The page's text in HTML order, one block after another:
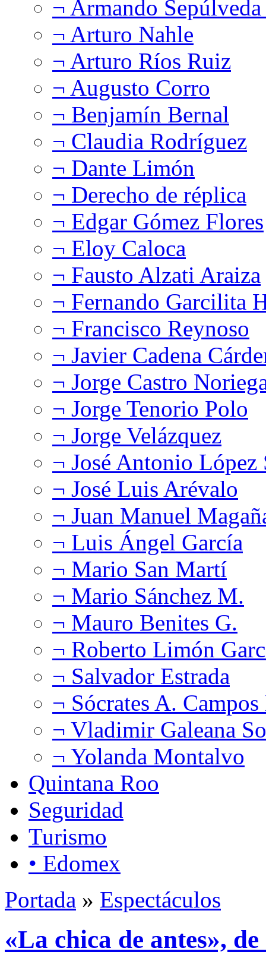
¬ Armando
¬ Arturo Nahle
¬ Arturo Ríos Ruiz
¬ Augusto Corro
¬ Benjamín Bernal
¬ Claudia Rodríguez
¬ Dante Limón
¬ Derecho de réplica
¬ Edgar Gómez Flores
¬ Eloy Caloca
¬ Fausto Alzati Araiza
¬ Fernando Garcilita
¬ Francisco Reynoso
¬ Javier Cadena
¬ Jorge Castro
¬ Jorge Tenorio Polo
¬ Jorge Velázquez
¬ José Antonio López
¬ José Luis Arévalo
¬ Juan Manuel
¬ Luis Ángel García
¬ Mario San Martí
¬ Mario Sánchez M.
¬ Mauro Benites G.
¬ Roberto Limón
¬ Salvador Estrada
¬ Sócrates A.
¬ Vladimir Galeana
¬ Yolanda Montalvo
Quintana Roo
Seguridad
Turismo
• Edomex
Portada » Espectáculos
«La chica de antes»,